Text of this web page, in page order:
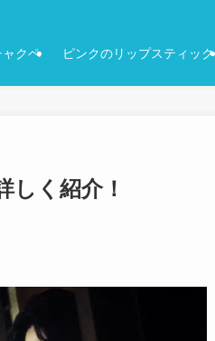
ャクペ ピンクのリップスティック
しく紹介！